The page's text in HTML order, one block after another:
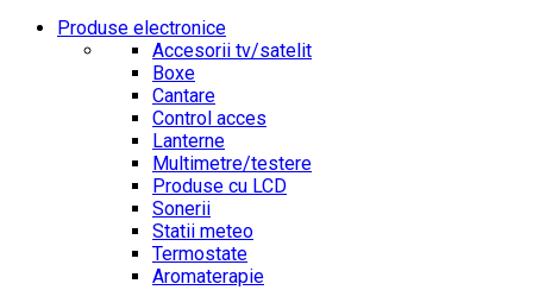
Produse electronice
Accesorii tv/satelit
Boxe
Cantare
Control acces
Lanterne
Multimetre/testere
Produse cu LCD
Sonerii
Statii meteo
Termostate
Aromaterapie